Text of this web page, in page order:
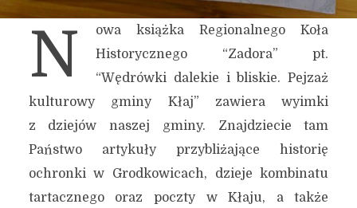
N
owa książka Regionalnego Koła
Historycznego “Zadora” pt.
“Wędrówki dalekie i bliskie. Pejzaż
kulturowy gminy Kłaj” zawiera wyimki
z dziejów naszej gminy. Znajdziecie tam
Państwo artykuły przybliżające historię
ochronki w Grodkowicach, dzieje kombinatu
tartacznego oraz poczty w Kłaju, a także